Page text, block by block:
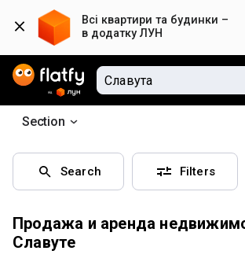
Всі квартири та будинки –
в додатку ЛУН
Section
Search Filters
Продажа и аренда
Славуте